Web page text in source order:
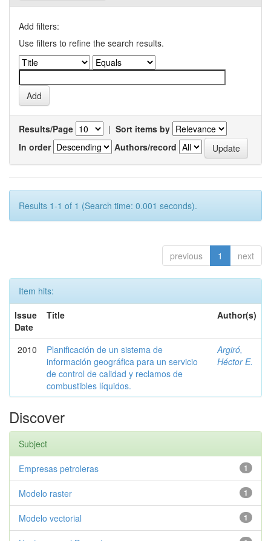
Add filters:
Use filters to refine the search results.
Results/Page | Sort items by
In order
Authors/record
Results 1-1 of 1 (Search time: 0.001 seconds).
previous 1 next
Item hits:
Issue
Date
Title Author(s)
2010
Planificación de un sistema de
información geográfica para un servicio
de control de calidad y reclamos de
combustibles líquidos.
Argiró,
Héctor E.
Discover
Subject
1
Empresas petroleras
1
Modelo raster
1
Modelo vectorial